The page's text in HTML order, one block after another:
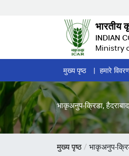
भारतीय
INDIAN
Ministry
Home
Page
Menu
मुख्य पृष्ठ हमारे
भाकृअनुप-क्रिडा,
पग
मुख्य पृष्ठ भाकृअनुप-